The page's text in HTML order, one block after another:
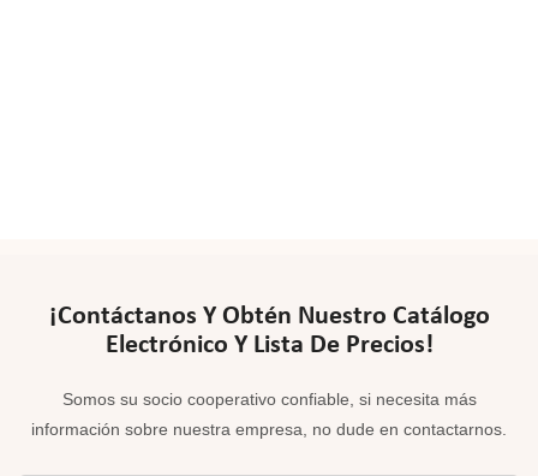
¡Contáctanos Y Obtén Nuestro Catálogo
Electrónico Y Lista De Precios!
Somos su socio cooperativo confiable, si necesita más
información sobre nuestra empresa, no dude en contactarnos.